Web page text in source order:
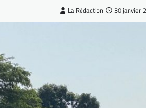
La Rédaction 30 janvier